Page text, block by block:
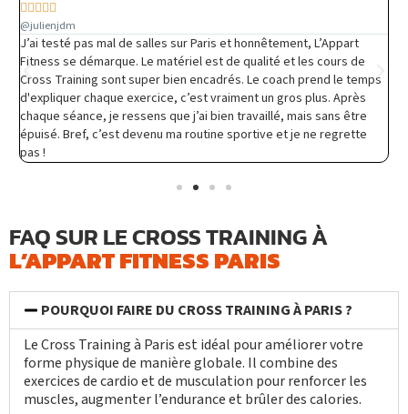
    
@julienjdm
J’ai testé pas mal de salles sur Paris et honnêtement, L’Appart
Fitness se démarque. Le matériel est de qualité et les cours de
Cross Training sont super bien encadrés. Le coach prend le temps
d'expliquer chaque exercice, c’est vraiment un gros plus. Après
chaque séance, je ressens que j’ai bien travaillé, mais sans être
épuisé. Bref, c’est devenu ma routine sportive et je ne regrette
pas !
FAQ SUR LE CROSS TRAINING À
L’APPART FITNESS PARIS
POURQUOI FAIRE DU CROSS TRAINING À PARIS ?
Le Cross Training à Paris est idéal pour améliorer votre
forme physique de manière globale. Il combine des
exercices de cardio et de musculation pour renforcer les
muscles, augmenter l’endurance et brûler des calories.